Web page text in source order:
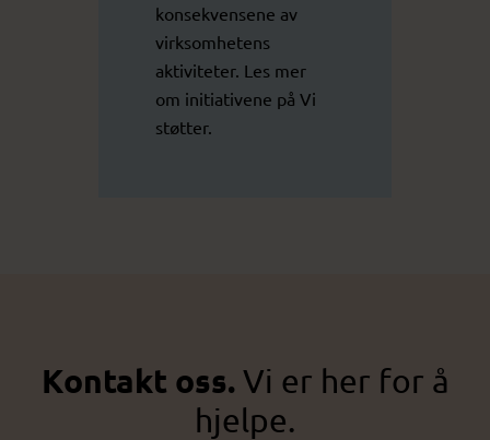
konsekvensene av
virksomhetens
aktiviteter. Les mer
om initiativene på Vi
støtter.
Kontakt oss.Vi er her for å
hjelpe.